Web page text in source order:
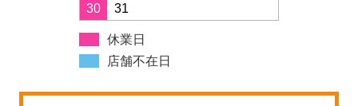
30
31
休業日
店舗不在日